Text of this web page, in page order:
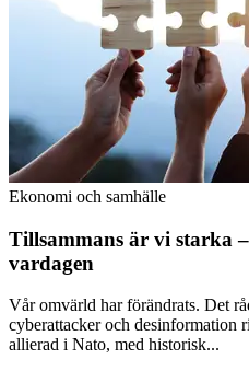
Ekonomi och samhälle
Tillsammans är vi starka
vardagen
Vår omvärld har förändrats. Det
cyberattacker och desinformation
allierad i Nato, med historisk...